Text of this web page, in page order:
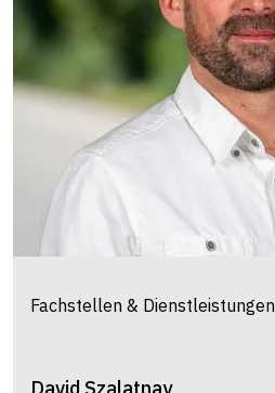
Fachstellen & Dienstleistungen